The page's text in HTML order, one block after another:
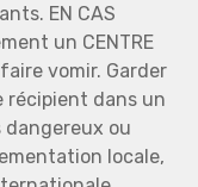
EN CAS
un CENTRE
faire vomir. Garder
récipient dans un
ou
locale,